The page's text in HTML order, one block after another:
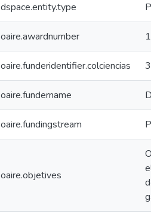
dspace.entity.type
oaire.awardnumber
oaire.funderidentifier.colciencias
oaire.fundername
oaire.fundingstream
oaire.objetives